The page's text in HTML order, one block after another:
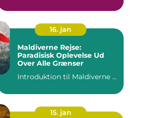
16. jan
Maldiverne Rejse:
Paradisisk Oplevelse Ud
Over Alle Grænser
Introduktion til Maldiverne ...
15. jan